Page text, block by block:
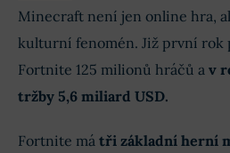
Minecraft není jen online hra,
kulturní fenomén. Již první rok
Fortnite 125 milionů hráčů a v
tržby 5,6 miliard USD.
Fortnite má tři základní herní